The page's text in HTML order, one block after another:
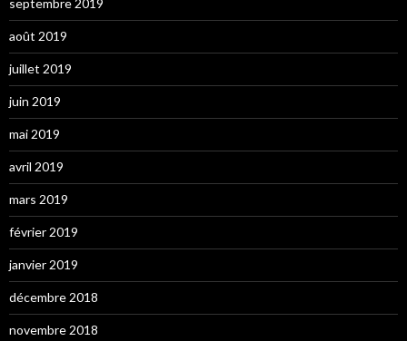
septembre 2019
août 2019
juillet 2019
juin 2019
mai 2019
avril 2019
mars 2019
février 2019
janvier 2019
décembre 2018
novembre 2018